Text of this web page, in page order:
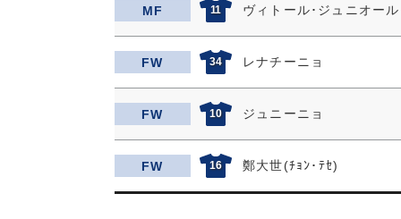
MF 11 ヴィトール･ジュニオール
FW 34 レナチーニョ
FW 10 ジュニーニョ
FW 16 鄭大世(ﾁｮﾝ･ﾃｾ)